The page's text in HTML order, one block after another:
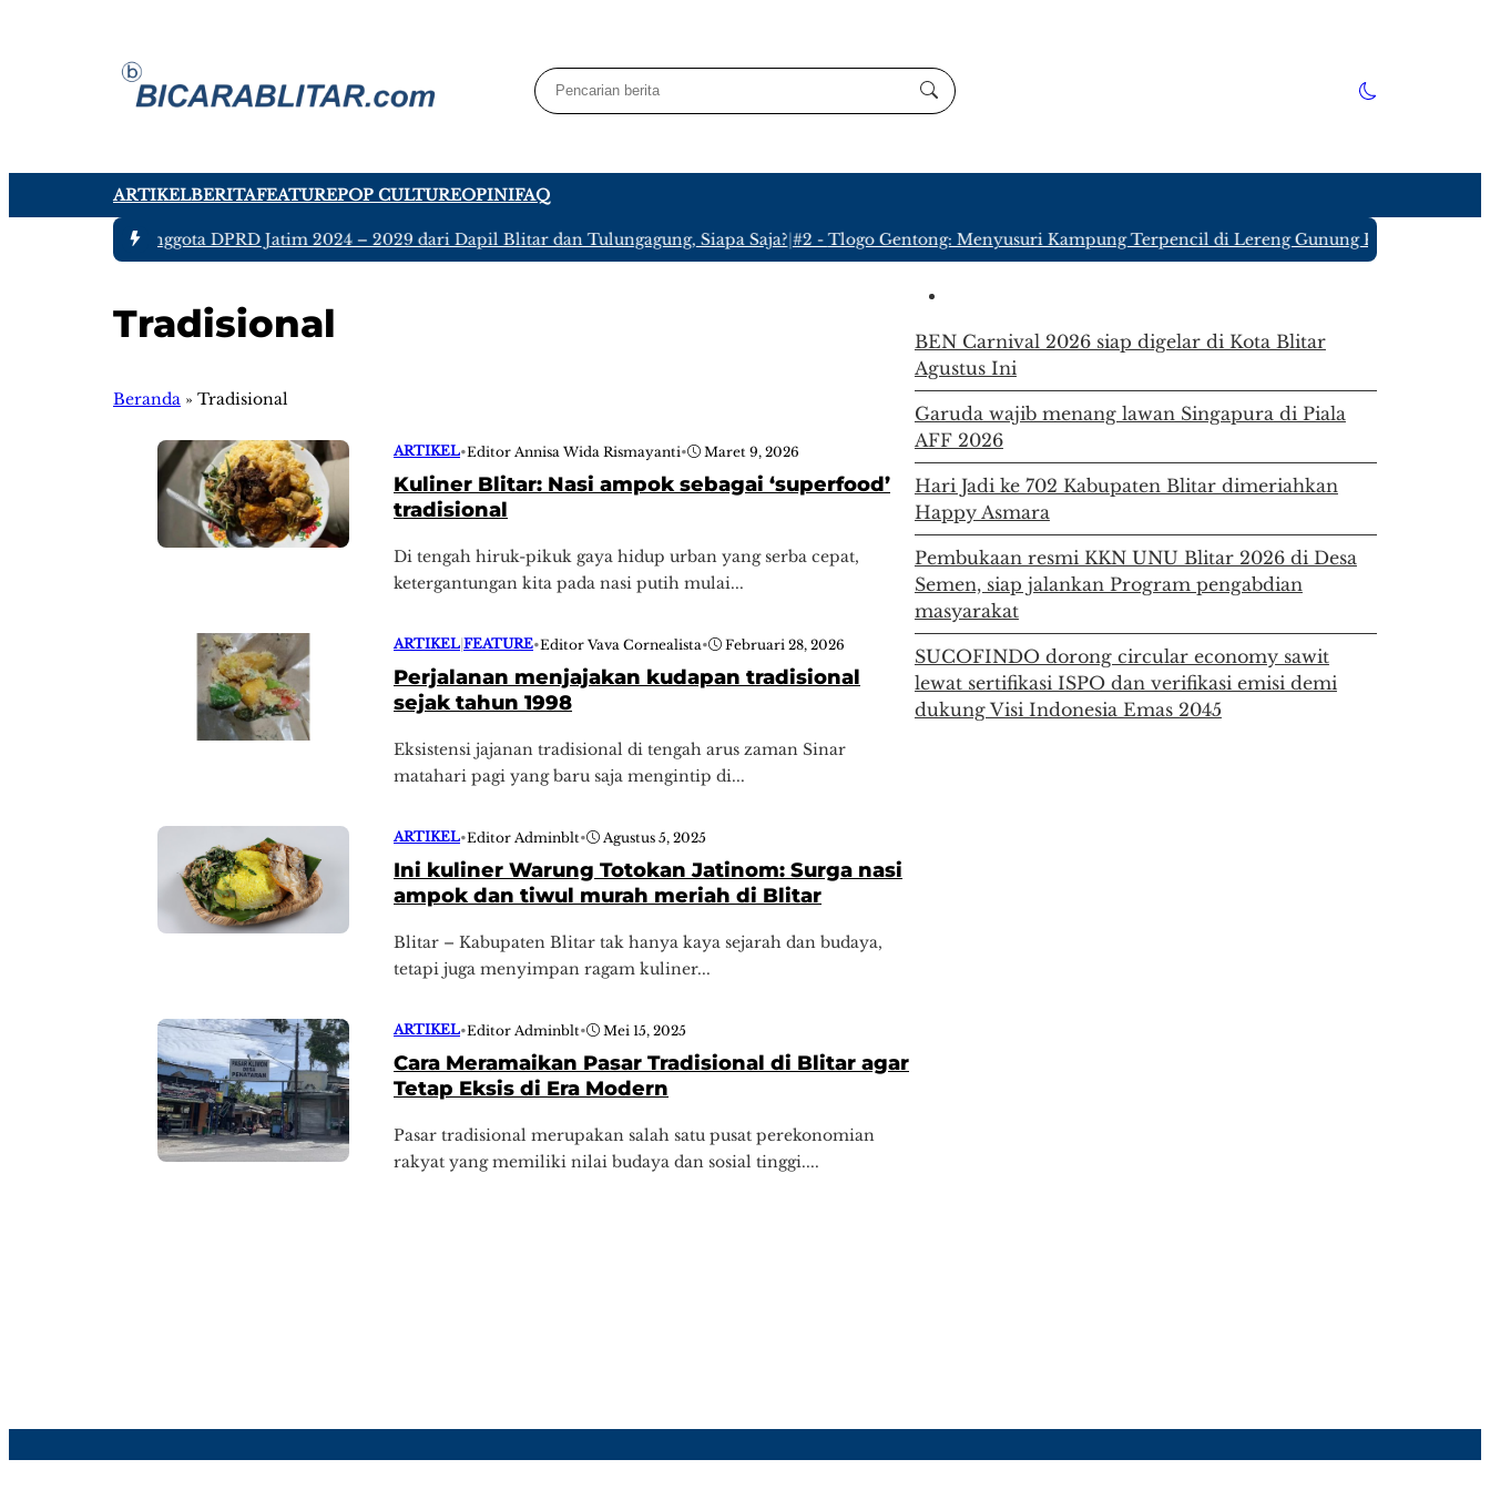
ARTIKELBERITAFEATUREPOP CULTUREOPINIFAQ
Ada tujuh Anggota DPRD Jatim 2024 – 2029 dari Dapil Blitar dan Tulungagung, Siapa Saja?|#2 - Tlogo Gentong: Menyusuri Kampung Terpencil di Lereng Gunung Kawi Blitar yang
Tradisional
Beranda » Tradisional
ARTIKEL•Editor Annisa Wida Rismayanti• Maret 9, 2026
Kuliner Blitar: Nasi ampok sebagai ‘superfood’
tradisional
Di tengah hiruk-pikuk gaya hidup urban yang serba cepat,
ketergantungan kita pada nasi putih mulai...
ARTIKEL |FEATURE•Editor Vava Cornealista• Februari 28, 2026
Perjalanan menjajakan kudapan tradisional
sejak tahun 1998
Eksistensi jajanan tradisional di tengah arus zaman Sinar
matahari pagi yang baru saja mengintip di...
ARTIKEL•Editor Adminblt• Agustus 5, 2025
Ini kuliner Warung Totokan Jatinom: Surga nasi
ampok dan tiwul murah meriah di Blitar
Blitar – Kabupaten Blitar tak hanya kaya sejarah dan budaya,
tetapi juga menyimpan ragam kuliner...
ARTIKEL•Editor Adminblt• Mei 15, 2025
Cara Meramaikan Pasar Tradisional di Blitar agar
Tetap Eksis di Era Modern
Pasar tradisional merupakan salah satu pusat perekonomian
rakyat yang memiliki nilai budaya dan sosial tinggi....
BEN Carnival 2026 siap digelar di Kota Blitar
Agustus Ini
Garuda wajib menang lawan Singapura di Piala
AFF 2026
Hari Jadi ke 702 Kabupaten Blitar dimeriahkan
Happy Asmara
Pembukaan resmi KKN UNU Blitar 2026 di Desa
Semen, siap jalankan Program pengabdian
masyarakat
SUCOFINDO dorong circular economy sawit
lewat sertifikasi ISPO dan verifikasi emisi demi
dukung Visi Indonesia Emas 2045